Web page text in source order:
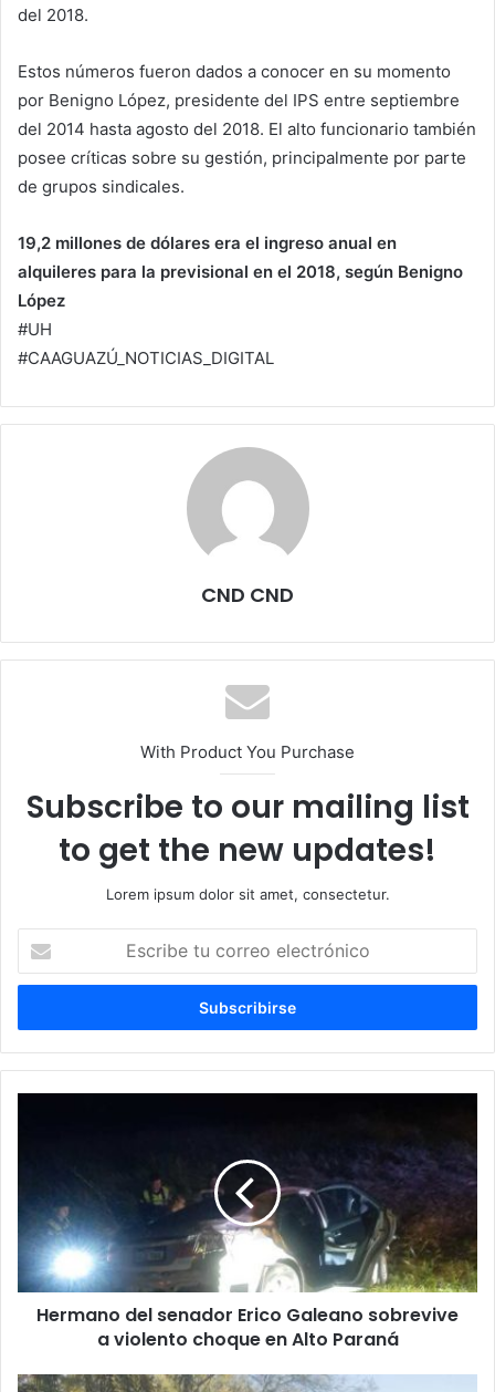
del 2018.
Estos números fueron dados a conocer en su momento
por Benigno López, presidente del IPS entre septiembre
del 2014 hasta agosto del 2018. El alto funcionario también
posee críticas sobre su gestión, principalmente por parte
de grupos sindicales.
19,2 millones de dólares era el ingreso anual en
alquileres para la previsional en el 2018, según Benigno
López
#UH
#CAAGUAZÚ_NOTICIAS_DIGITAL
CND CND
With Product You Purchase
Subscribe to our mailing list
to get the new updates!
Lorem ipsum dolor sit amet, consectetur.
correo
Hermano del senador Erico Galeano sobrevive
a violento choque en Alto Paraná